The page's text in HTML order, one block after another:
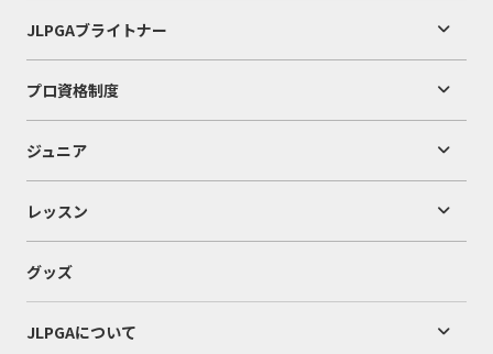
JLPGAブライトナー
プロ資格制度
ジュニア
レッスン
グッズ
JLPGAについて